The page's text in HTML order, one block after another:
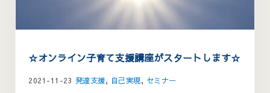
☆オンライン子育て支援講座がスタートします☆
2021-11-23 発達支援, 自己実現, セミナー